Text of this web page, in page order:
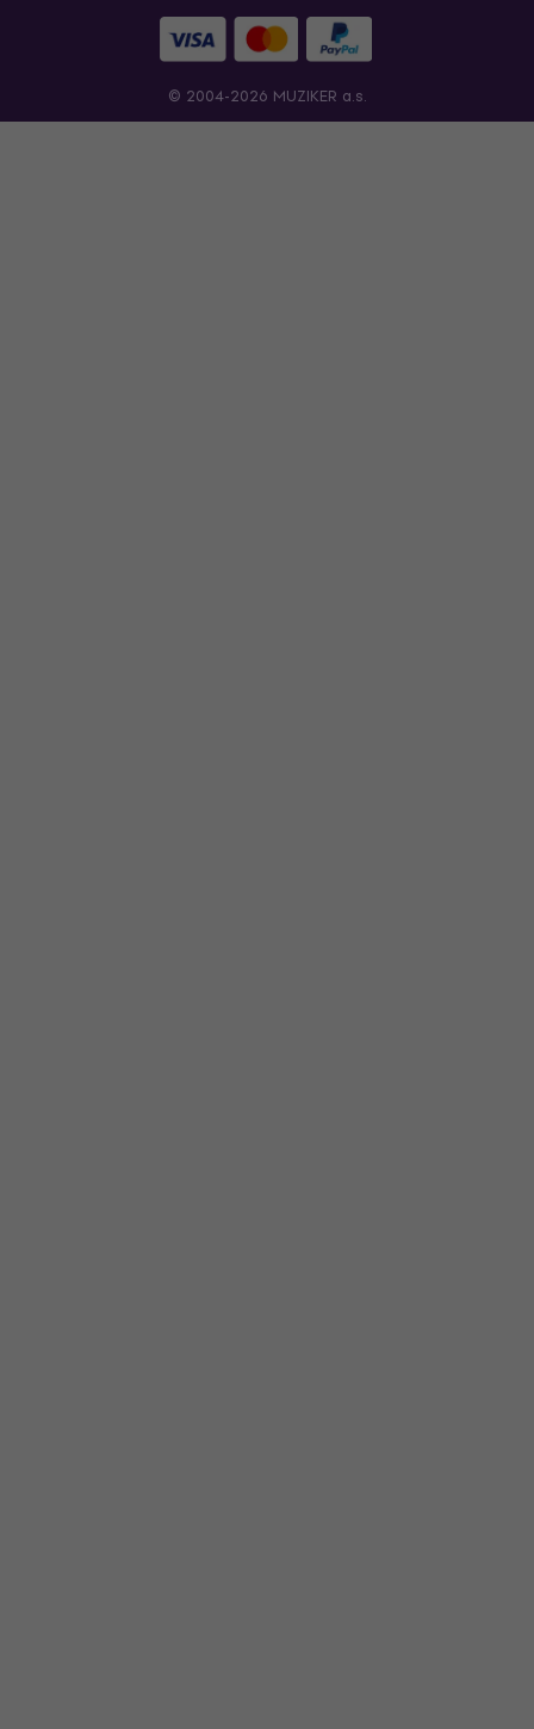
© 2004-2026 MUZIKER a.s.